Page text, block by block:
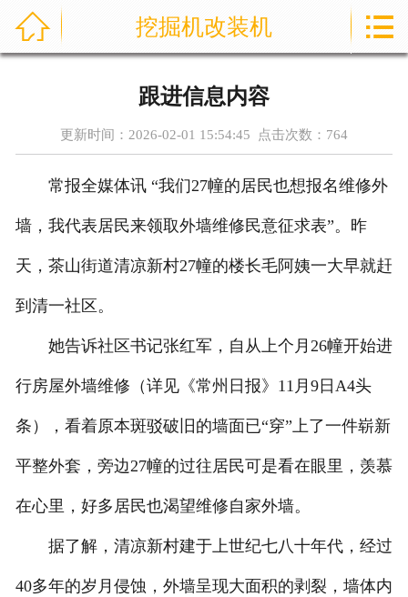
案例展示
荣誉资质
在线留言
 挖掘机改装机 
跟进信息内容
更新时间：2026-02-01 15:54:45 点击次数： 764
常报全媒体讯 “我们27幢的居民也想报名维修外
墙，我代表居民来领取外墙维修民意征求表”。昨
天，茶山街道清凉新村27幢的楼长毛阿姨一大早就赶
到清一社区。
她告诉社区书记张红军，自从上个月26幢开始进
行房屋外墙维修（详见《常州日报》11月9日A4头
条），看着原本斑驳破旧的墙面已“穿”上了一件崭新
平整外套，旁边27幢的过往居民可是看在眼里，羡慕
在心里，好多居民也渴望维修自家外墙。
据了解，清凉新村建于上世纪七八十年代，经过
40多年的岁月侵蚀，外墙呈现大面积的剥裂，墙体内